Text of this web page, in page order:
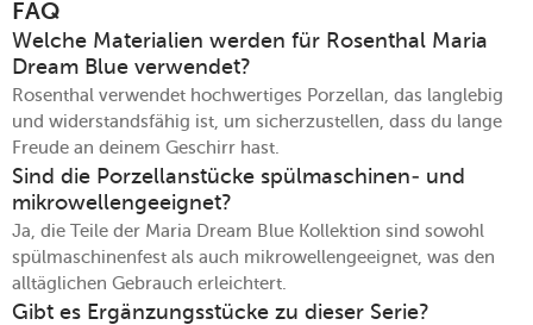
FAQ
Welche Materialien werden für Rosenthal Maria
Dream Blue verwendet?
Rosenthal verwendet hochwertiges Porzellan, das langlebig
und widerstandsfähig ist, um sicherzustellen, dass du lange
Freude an deinem Geschirr hast.
Sind die Porzellanstücke spülmaschinen- und
mikrowellengeeignet?
Ja, die Teile der Maria Dream Blue Kollektion sind sowohl
spülmaschinenfest als auch mikrowellengeeignet, was den
alltäglichen Gebrauch erleichtert.
Gibt es Ergänzungsstücke zu dieser Serie?